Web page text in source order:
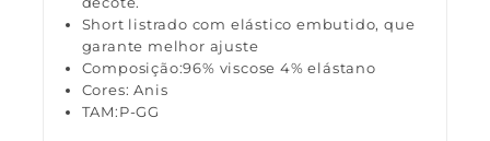
Short listrado com elástico embutido, que
garante melhor ajuste
Composição:96% viscose 4% elástano
Cores: Anis
TAM:P-GG